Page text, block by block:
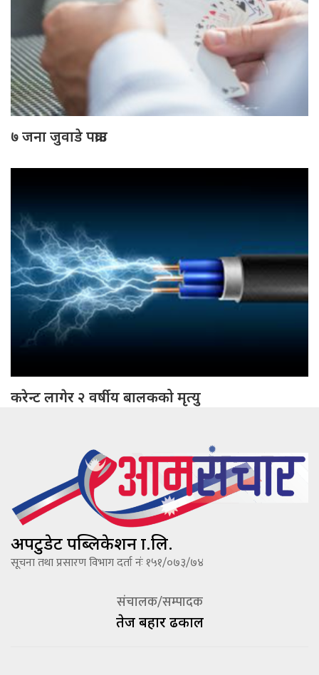
७ जना जुवाडे पक्राउ
करेन्ट लागेर २ वर्षीय बालकको मृत्यु
अपटुडेट पब्लिकेशन प्रा.लि.
सूचना तथा प्रसारण विभाग दर्ता नंः १५१/०७३/७४
संचालक/सम्पादक
तेज बहादूर ढकाल